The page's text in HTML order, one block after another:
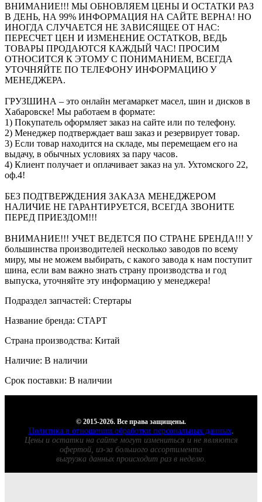
ВНИМАНИЕ!!! МЫ ОБНОВЛЯЕМ ЦЕНЫ И ОСТАТКИ РАЗ
В ДЕНЬ, НА 99% ИНФОРМАЦИЯ НА САЙТЕ ВЕРНА! НО
ИНОГДА СЛУЧАЕТСЯ НЕ ЗАВИСЯЩЕЕ ОТ НАС:
ПЕРЕСЧЕТ ЦЕН И ИЗМЕНЕНИЕ ОСТАТКОВ, ВЕДЬ
ТОВАРЫ ПРОДАЮТСЯ КАЖДЫЙ ЧАС! ПРОСИМ
ОТНОСИТСЯ К ЭТОМУ С ПОНИМАНИЕМ, ВСЕГДА
УТОЧНЯЙТЕ ПО ТЕЛЕФОНУ ИНФОРМАЦИЮ У
МЕНЕДЖЕРА.
ГРУЗШИНА – это онлайн мегамаркет масел, шин и дисков в
Хабаровске! Мы работаем в формате:
1) Покупатель оформляет заказ на сайте или по телефону.
2) Менеджер подтверждает ваш заказ и резервирует товар.
3) Если товар находится на складе, мы перемещаем его на
выдачу, в обычных условиях за пару часов.
4) Клиент получает и оплачивает заказ на ул. Ухтомского 22,
оф.4!
БЕЗ ПОДТВЕРЖДЕНИЯ ЗАКАЗА МЕНЕДЖЕРОМ
НАЛИЧИЕ НЕ ГАРАНТИРУЕТСЯ, ВСЕГДА ЗВОНИТЕ
ПЕРЕД ПРИЕЗДОМ!!!
ВНИМАНИЕ!!! УЧЕТ ВЕДЕТСЯ ПО СТРАНЕ БРЕНДА!!! У
большинства производителей несколько заводов по всему
миру, мы не можем выбирать, с какого завода к нам поступит
шина, если вам важно знать страну производства и год
выпуска, уточняйте эту информацию у менеджера!
Подраздел запчастей: Стертары
Название бренда: СТАРТ
Страна производства: Китай
Наличие: В наличии
Срок поставки: В наличии
© 2015-2026. Все права защищены.
Политика в отношении обработки персональных данных.
Цены и остатки на сайте могут измениться и не являются
офертой, из-за большого ассортимента
выгрузка данных происходит раз в неделю.